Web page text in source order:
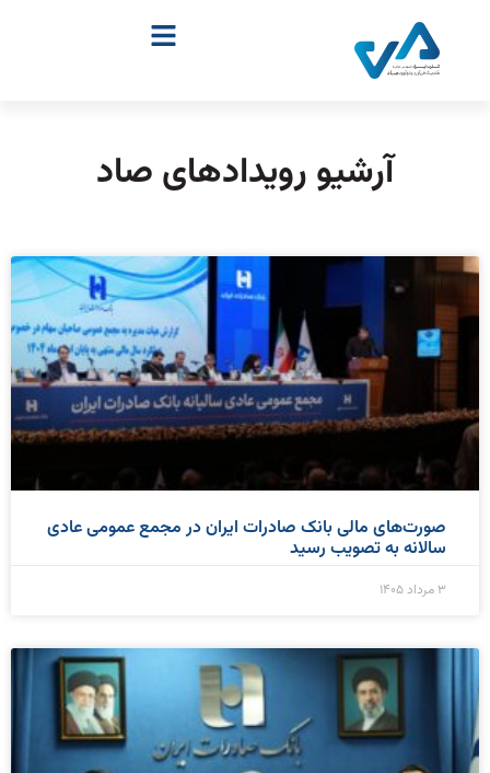
آرشیو رویدادهای صاد
صورت‌های مالی بانک صادرات ایران در مجمع عمومی عادی
سالانه به تصویب رسید
۳ مرداد ۱۴۰۵